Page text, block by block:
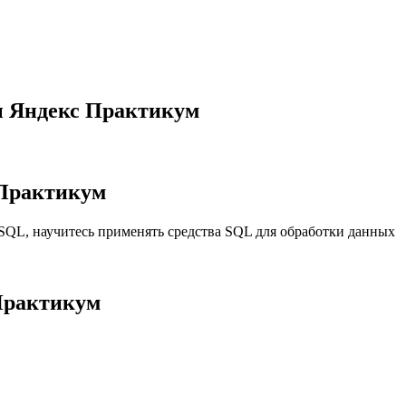
Яндекс Практикум
научитесь применять средства SQL для обработки данных